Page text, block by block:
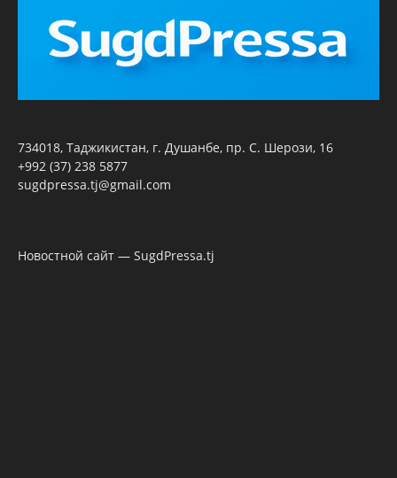
734018, Таджикистан, г. Душанбе, пр. С. Шерози, 16
+992 (37) 238 5877
sugdpressa.tj@gmail.com
Новостной сайт — SugdPressa.tj